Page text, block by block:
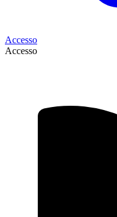
Accesso
Accesso